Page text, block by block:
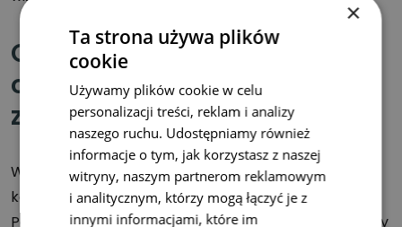
Całkowite opracowanie i
odbudowa bardzo
zniszczonego zęba
W przypadku dużych ubytków stosujemy
kompleksową odbudowę zęba.
Pozwala to uratować nawet znacznie zniszczone zęby
×
Ta strona używa plików
cookie
Używamy plików cookie w celu
personalizacji treści, reklam i analizy
naszego ruchu. Udostępniamy również
informacje o tym, jak korzystasz z naszej
witryny, naszym partnerom reklamowym
i analitycznym, którzy mogą łączyć je z
innymi informacjami, które im